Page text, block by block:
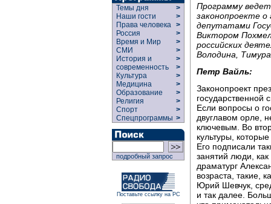
Темы дня
>
Наши гости
>
Права человека >
Россия
>
Время и Мир
>
СМИ
>
История и
современность
>
>
Культура
>
Медицина
>
Образование
>
Религия
>
Спорт
>
Спецпрограммы >
подробный запрос
Поставьте ссылку на РС
Программу
законопроекте о
депутатами
Виктором
российских
Володина,
Петр Вайль:
Законопроект
государственной
Если вопросы о
двуглавом орле,
ключевым. Во
культуры,
Его подписали
занятий люди,
драматург
возраста, такие,
Юрий Шевчук,
и так далее.